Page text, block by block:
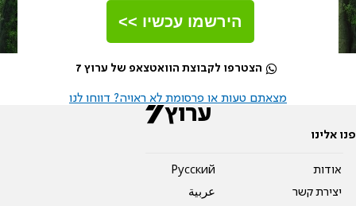
הירשמו עכשיו >>
הצטרפו לקבוצת הוואטצאפ של ערוץ 7
מצאתם טעות או פרסומת לא ראויה? דווחו לנו
פנו אלינו
אודות
יצירת קשר
Pусский
عربية